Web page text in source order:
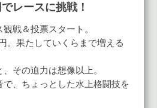
レースに挑戦！
戦＆投票スタート。
。果たしていくらまで増える
その迫力は想像以上。
で、ちょっとした水上格闘技を